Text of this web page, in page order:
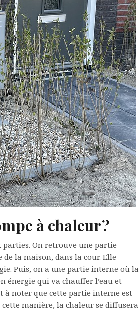
à chaleur ?
parties. On retrouve une partie
la maison, dans la cour. Elle
Puis, on a une partie interne où la
énergie qui va chauffer l’eau et
à noter que cette partie interne est
manière, la chaleur se diffusera